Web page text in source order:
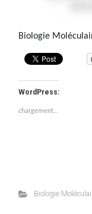
Biologie
WordPress:
chargement…
Biologie